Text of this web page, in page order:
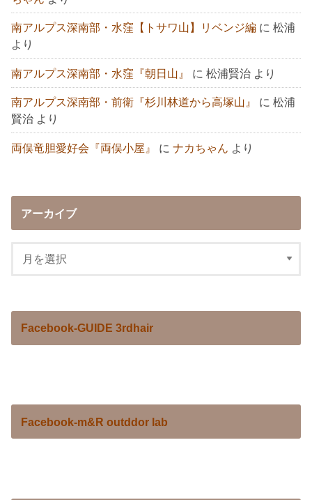
南アルプス深南部・水窪【トサワ山】リベンジ編 に松浦
より
南アルプス深南部・水窪『朝日山』 に松浦賢治 より
南アルプス深南部・前衛『杉川林道から高塚山』 に松浦
賢治 より
両俣竜胆愛好会『両俣小屋』 にナカちゃん より
アーカイブ
Facebook-GUIDE 3rdhair
Facebook-m&R outddor lab